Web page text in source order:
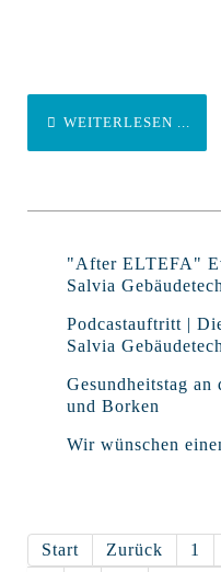
WEITERLESEN ...
"After ELTEFA"
Salvia
Podcastauftritt |
Salvia
Gesundheitstag an
und Borken
Wir wünschen
Start Zurück 1